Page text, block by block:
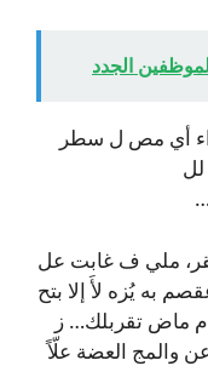
الجدد
أي مص ل سطر
لل
ملي ف غابت عل
به يُزه لأَ إلا بتح
ماض تقربلك… ز
والمج العضة علّاً